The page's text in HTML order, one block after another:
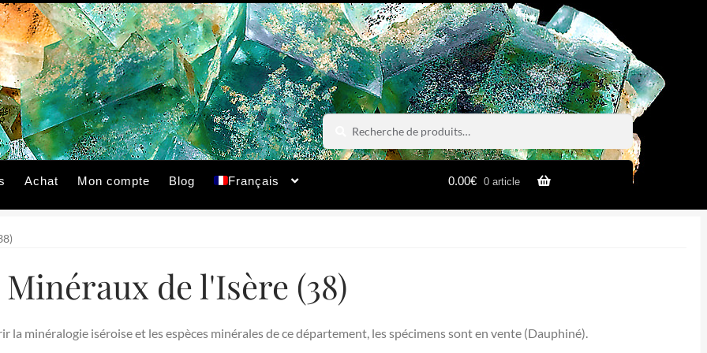
Recherche
pour :
Recherche
Achat Mon compte Blog Français 0.00€ 0 article
Minéraux de l'Isère (38)
minéralogie iséroise et les espèces minérales de ce département, les spécimens sont en vente (Dauphiné).